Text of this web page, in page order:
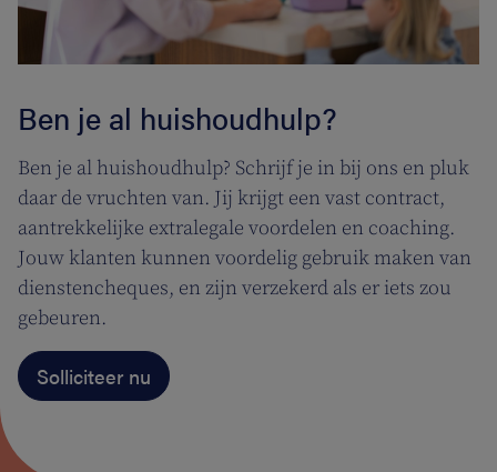
Ben je al huishoudhulp?
Ben je al huishoudhulp? Schrijf je in bij ons en pluk
daar de vruchten van. Jij krijgt een vast contract,
aantrekkelijke extralegale voordelen en coaching.
Jouw klanten kunnen voordelig gebruik maken van
dienstencheques, en zijn verzekerd als er iets zou
gebeuren.
Solliciteer nu